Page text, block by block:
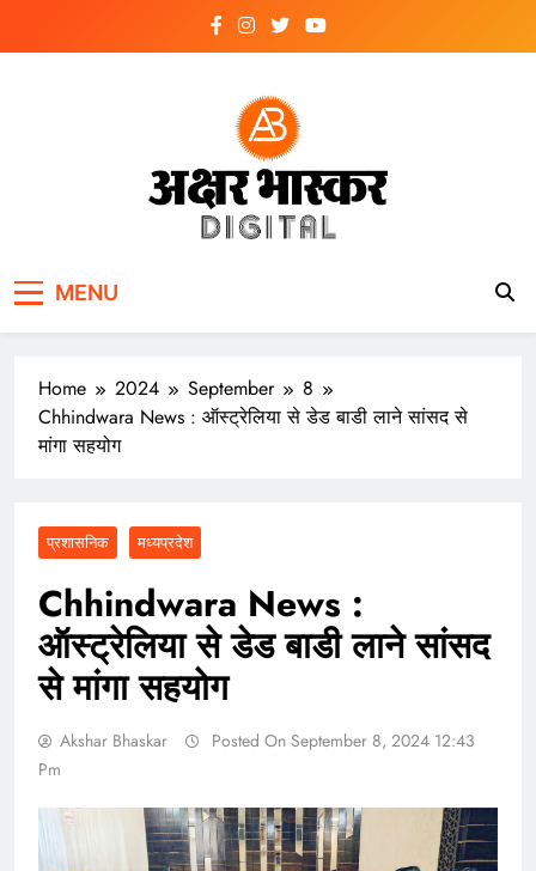
MENU
Home 2024 September
8
Chhindwara News : ऑस्ट्रेलिया से डेड बाडी लाने सांसद से
मांगा सहयोग
प्रशासनिक मध्यप्रदेश
Chhindwara News :
ऑस्ट्रेलिया से डेड बाडी लाने सांसद
से मांगा सहयोग
Akshar Bhaskar
Posted On September 8, 2024 12:43
Pm